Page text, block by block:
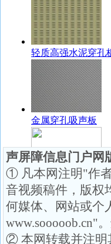
声屏障信息门户网
① 凡本网注明"作
音视频稿件，版权
何媒体、网站或个
www.sooooob.cn"
② 本网转载并注明